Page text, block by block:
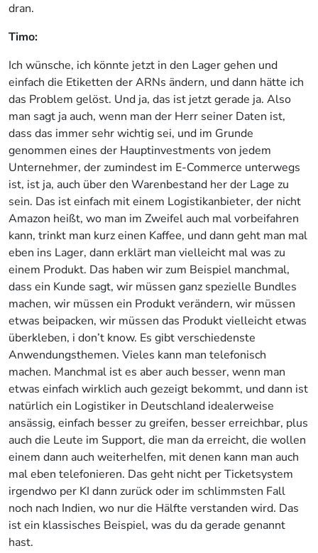
dran.
Timo:
Ich wünsche, ich könnte jetzt in den Lager gehen und
einfach die Etiketten der ARNs ändern, und dann hätte ich
das Problem gelöst. Und ja, das ist jetzt gerade ja. Also
man sagt ja auch, wenn man der Herr seiner Daten ist,
dass das immer sehr wichtig sei, und im Grunde
genommen eines der Hauptinvestments von jedem
Unternehmer, der zumindest im E-Commerce unterwegs
ist, ist ja, auch über den Warenbestand her der Lage zu
sein. Das ist einfach mit einem Logistikanbieter, der nicht
Amazon heißt, wo man im Zweifel auch mal vorbeifahren
kann, trinkt man kurz einen Kaffee, und dann geht man mal
eben ins Lager, dann erklärt man vielleicht mal was zu
einem Produkt. Das haben wir zum Beispiel manchmal,
dass ein Kunde sagt, wir müssen ganz spezielle Bundles
machen, wir müssen ein Produkt verändern, wir müssen
etwas beipacken, wir müssen das Produkt vielleicht etwas
überkleben, i don’t know. Es gibt verschiedenste
Anwendungsthemen. Vieles kann man telefonisch
machen. Manchmal ist es aber auch besser, wenn man
etwas einfach wirklich auch gezeigt bekommt, und dann ist
natürlich ein Logistiker in Deutschland idealerweise
ansässig, einfach besser zu greifen, besser erreichbar, plus
auch die Leute im Support, die man da erreicht, die wollen
einem dann auch weiterhelfen, mit denen kann man auch
mal eben telefonieren. Das geht nicht per Ticketsystem
irgendwo per KI dann zurück oder im schlimmsten Fall
noch nach Indien, wo nur die Hälfte verstanden wird. Das
ist ein klassisches Beispiel, was du da gerade genannt
hast.